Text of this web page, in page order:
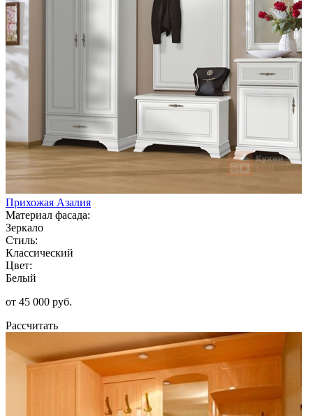
Прихожая Азалия
Материал фасада:
Зеркало
Стиль:
Классический
Цвет:
Белый
от 45 000 руб.
Рассчитать